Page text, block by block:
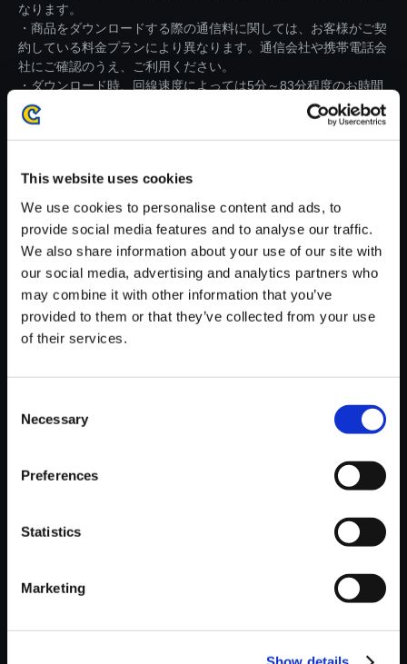
This website uses cookies
We use cookies to personalise content and ads, to
provide social media features and to analyse our traffic.
We also share information about your use of our site with
our social media, advertising and analytics partners who
may combine it with other information that you’ve
provided to them or that they’ve collected from your use
of their services.
Selection
Necessary
Preferences
Statistics
Marketing
なります。
・商品をダウンロードする際の通信料に関しては、お客様がご契
約している料金プランにより異なります。通信会社や携帯電話会
社にご確認のうえ、ご利用ください。
・ダウンロード時、回線速度によっては5分～83分程度のお時間
がかかる場合がございます。
※ご購入いただいたファイルのダウンロードの際には、通信環境
が安定しているWifi環境でお試しください。
【単曲】プラグマタ オリジナル
サウンドトラック Tragedy And
Intentions
おすすめ商品